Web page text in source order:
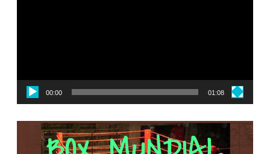
00:00 01:08